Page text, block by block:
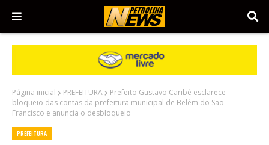
Página inicial PREFEITURA
Prefeito Gustavo Caribé esclarece
bloqueio das contas da prefeitura municipal de Belém do São
Francisco e anuncia o desbloqueio
PREFEITURA